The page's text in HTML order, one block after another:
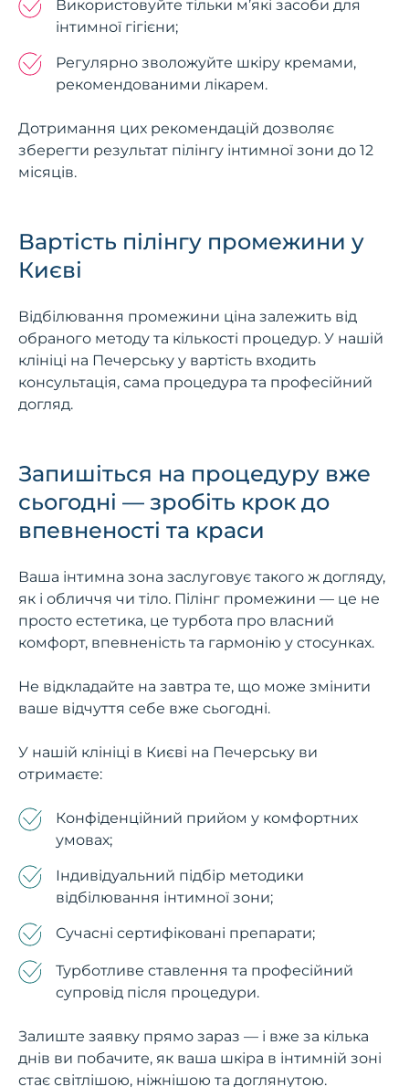
Використовуйте тільки м’які засоби для
інтимної гігієни;
Регулярно зволожуйте шкіру кремами,
рекомендованими лікарем.
Дотримання цих рекомендацій дозволяє
зберегти результат пілінгу інтимної зони до 12
місяців.
Вартість пілінгу промежини у
Києві
Відбілювання промежини ціна залежить від
обраного методу та кількості процедур. У нашій
клініці на Печерську у вартість входить
консультація, сама процедура та професійний
догляд.
Запишіться на процедуру вже
сьогодні — зробіть крок до
впевненості та краси
Ваша інтимна зона заслуговує такого ж догляду,
як і обличчя чи тіло. Пілінг промежини — це не
просто естетика, це турбота про власний
комфорт, впевненість та гармонію у стосунках.
Не відкладайте на завтра те, що може змінити
ваше відчуття себе вже сьогодні.
У нашій клініці в Києві на Печерську ви
отримаєте:
Конфіденційний прийом у комфортних
умовах;
Індивідуальний підбір методики
відбілювання інтимної зони;
Сучасні сертифіковані препарати;
Турботливе ставлення та професійний
супровід після процедури.
Залиште заявку прямо зараз — і вже за кілька
днів ви побачите, як ваша шкіра в інтимній зоні
стає світлішою, ніжнішою та доглянутою.